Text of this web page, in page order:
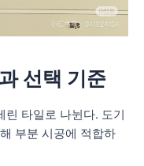
선택 기준
린 타일로 나뉜다. 도기
부분 시공에 적합하